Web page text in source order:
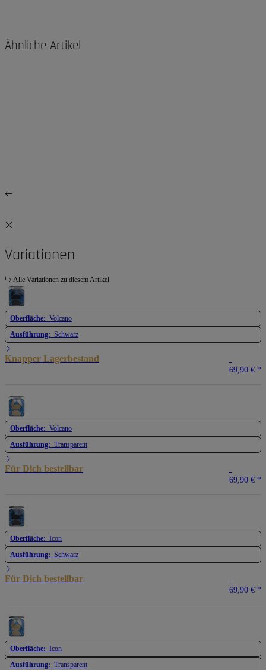
Ähnliche Artikel
Variationen
Alle Variationen zu diesem Artikel
Oberfläche: Volcano
Ausführung: Schwarz
Knapper Lagerbestand
69,90 € *
Oberfläche: Volcano
Ausführung: Transparent
Für Dich bestellbar
69,90 € *
Oberfläche: Icon
Ausführung: Schwarz
Für Dich bestellbar
69,90 € *
Oberfläche: Icon
Ausführung: Transparent